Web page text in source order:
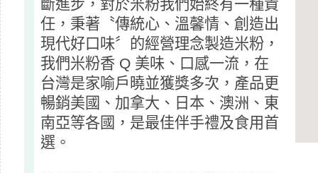
斷進步，對於米粉我們始終有一種責
任，秉著〝傳統心、溫馨情、創造出
現代好口味〞的經營理念製造米粉，
我們米粉香 Q 美味、口感一流，在
台灣是家喻戶曉並獲獎多次，產品更
暢銷美國、加拿大、日本、澳洲、東
南亞等各國，是最佳伴手禮及食用首
選。